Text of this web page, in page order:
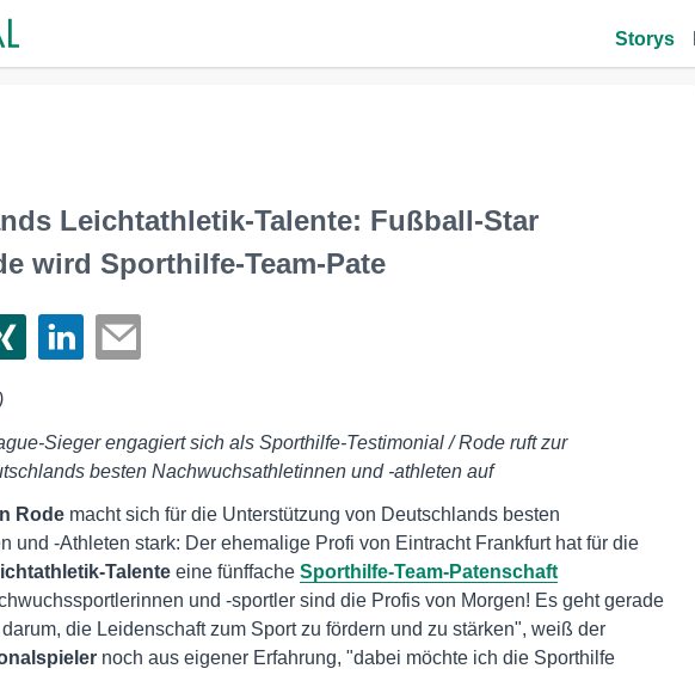
Storys
Leichtathletik-Talente: Fußball-Star
wird Sporthilfe-Team-Pate
Sieger engagiert sich als Sporthilfe-Testimonial / Rode ruft zur
besten Nachwuchsathletinnen und -athleten auf
Rode macht sich für die Unterstützung von Deutschlands besten
und -Athleten stark: Der ehemalige Profi von Eintracht Frankfurt hat für die
Talente eine fünffache Sporthilfe-Team-Patenschaft
und -sportler sind die Profis von Morgen! Es geht gerade
die Leidenschaft zum Sport zu fördern und zu stärken", weiß der
noch aus eigener Erfahrung, "dabei möchte ich die Sporthilfe